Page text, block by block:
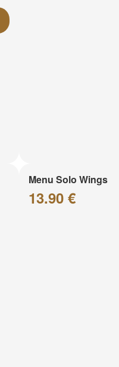
Menu Solo Wings
13.90 €